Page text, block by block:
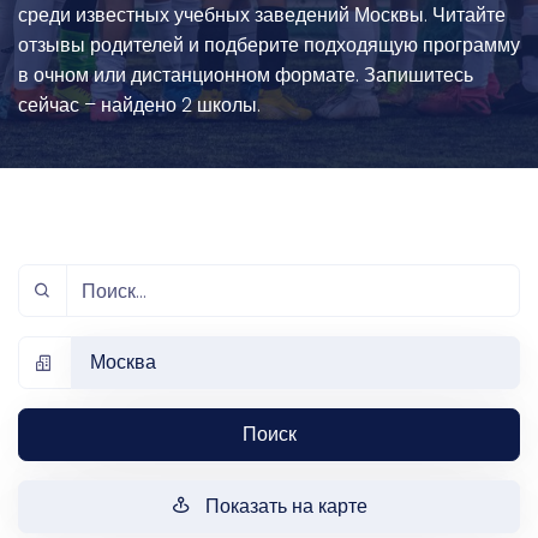
среди известных учебных заведений Москвы. Читайте
отзывы родителей и подберите подходящую программу
в очном или дистанционном формате. Запишитесь
сейчас – найдено 2 школы.
Москва
Поиск
Показать на карте